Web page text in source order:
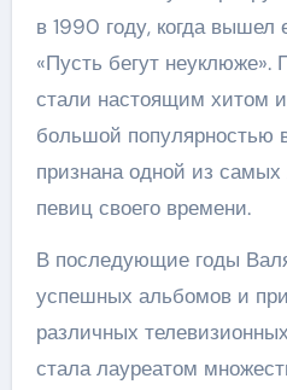
в 1990 году, когда
«Пусть бегут неуклюже».
стали настоящим хитом
большой популярностью
признана одной из
певиц своего времени.
В последующие годы
успешных альбомов и
различных
стала лауреатом